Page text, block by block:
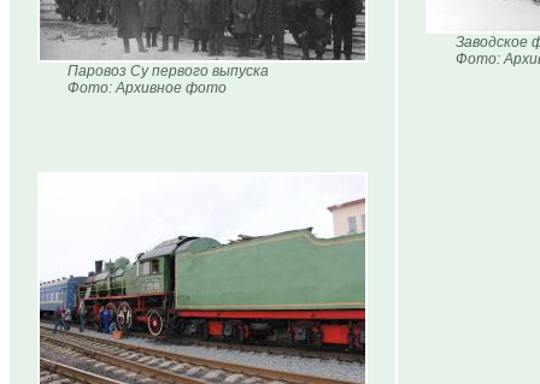
Паровоз Су первого выпуска
Фото: Архивное фото
Заводское
Фото: